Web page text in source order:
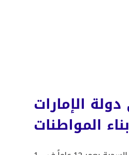
الإمارات
المواطنات